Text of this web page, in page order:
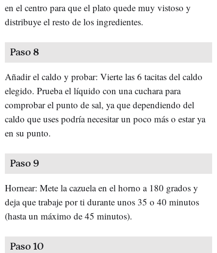
en el centro para que el plato quede muy vistoso y
distribuye el resto de los ingredientes.
Paso 8
Añadir el caldo y probar: Vierte las 6 tacitas del caldo
elegido. Prueba el líquido con una cuchara para
comprobar el punto de sal, ya que dependiendo del
caldo que uses podría necesitar un poco más o estar ya
en su punto.
Paso 9
Hornear: Mete la cazuela en el horno a 180 grados y
deja que trabaje por ti durante unos 35 o 40 minutos
(hasta un máximo de 45 minutos).
Paso 10